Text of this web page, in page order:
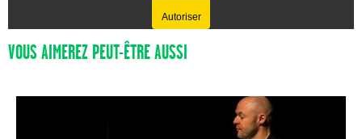
Autoriser
VOUS AIMEREZ PEUT-ÊTRE AUSSI